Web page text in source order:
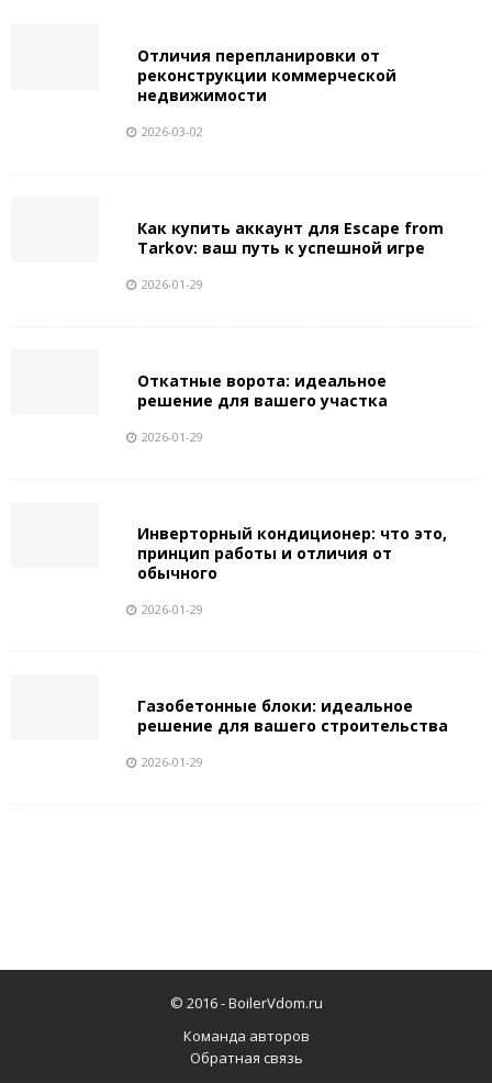
Отличия перепланировки от
реконструкции коммерческой
недвижимости
2026-03-02
Как купить аккаунт для Escape from
Tarkov: ваш путь к успешной игре
2026-01-29
Откатные ворота: идеальное
решение для вашего участка
2026-01-29
Инверторный кондиционер: что это,
принцип работы и отличия от
обычного
2026-01-29
Газобетонные блоки: идеальное
решение для вашего строительства
2026-01-29
© 2016 -BoilerVdom.ru
Команда авторов
Обратная связь